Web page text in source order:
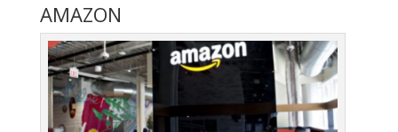
AMAZON